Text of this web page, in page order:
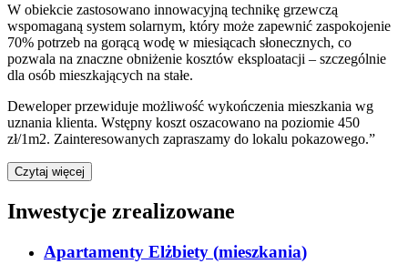
W obiekcie zastosowano innowacyjną technikę grzewczą
wspomaganą system solarnym, który może zapewnić zaspokojenie
70% potrzeb na gorącą wodę w miesiącach słonecznych, co
pozwala na znaczne obniżenie kosztów eksploatacji – szczególnie
dla osób mieszkających na stałe.
Deweloper przewiduje możliwość wykończenia mieszkania wg
uznania klienta. Wstępny koszt oszacowano na poziomie 450
zł/1m2. Zainteresowanych zapraszamy do lokalu pokazowego.”
Czytaj więcej
Inwestycje zrealizowane
Apartamenty Elżbiety (mieszkania)